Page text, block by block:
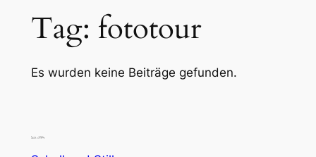
Tag: fototour
Es wurden keine Beiträge gefunden.